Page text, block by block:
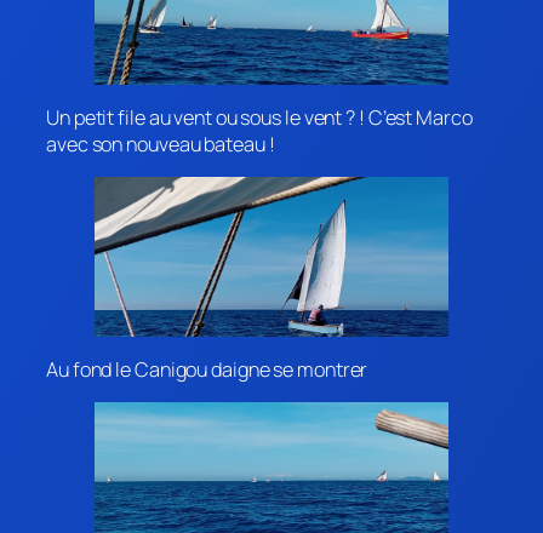
Un petit file au vent ou sous le vent ? ! C’est Marco
avec son nouveau bateau !
Au fond le Canigou daigne se montrer